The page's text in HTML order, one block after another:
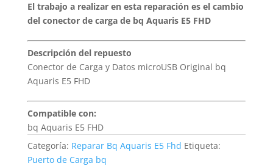
El trabajo a realizar en esta reparación es el cambio
del conector de carga de bq Aquaris E5 FHD
Descripción del repuesto
Conector de Carga y Datos microUSB Original bq
Aquaris E5 FHD
Compatible con:
bq Aquaris E5 FHD
Categoría: Reparar Bq Aquaris E5 Fhd Etiqueta:
Puerto de Carga bq